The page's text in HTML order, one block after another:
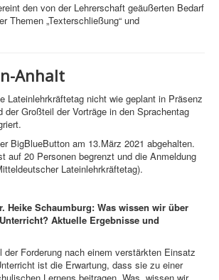
den von der Lehrerschaft geäußerten Bedarf
Themen „Texterschließung“ und
Anhalt
Lateinlehrkräftetag nicht wie geplant in Präsenz
der Großteil der Vorträge in den Sprachentag
BigBlueButton am 13.März 2021 abgehalten.
auf 20 Personen begrenzt und die Anmeldung
Lateinlehrkräftetag).
Heike Schaumburg: Was wissen wir über
Aktuelle Ergebnisse und
der Forderung nach einem verstärkten Einsatz
ist die Erwartung, dass sie zu einer